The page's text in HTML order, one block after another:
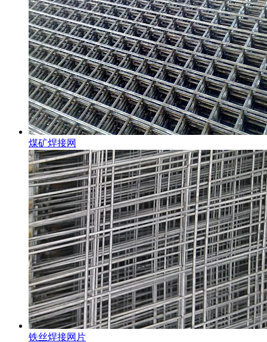
煤矿焊接网
铁丝焊接网片